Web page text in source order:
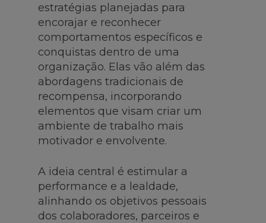
estratégias planejadas para
encorajar e reconhecer
comportamentos específicos e
conquistas dentro de uma
organização. Elas vão além das
abordagens tradicionais de
recompensa, incorporando
elementos que visam criar um
ambiente de trabalho mais
motivador e envolvente.
A ideia central é estimular a
performance e a lealdade,
alinhando os objetivos pessoais
dos colaboradores, parceiros e